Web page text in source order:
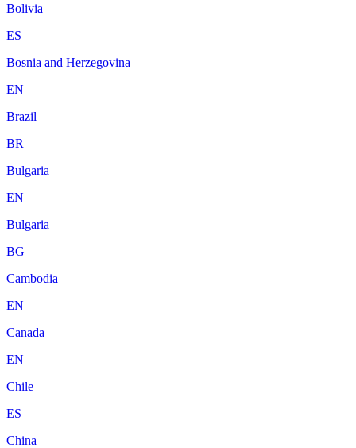
Bolivia
ES
Bosnia and Herzegovina
EN
Brazil
BR
Bulgaria
EN
Bulgaria
BG
Cambodia
EN
Canada
EN
Chile
ES
China